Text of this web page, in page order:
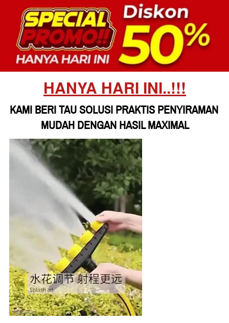
HANYA HARI INI..!!!
KAMI BERI TAU SOLUSI PRAKTIS PENYIRAMAN
MUDAH DENGAN HASIL MAXIMAL